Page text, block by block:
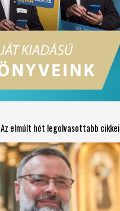
Az elmúlt hét legolvasottabb cikkei